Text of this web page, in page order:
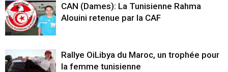
CAN (Dames): La Tunisienne Rahma
Alouini retenue par la CAF
Rallye OiLibya du Maroc, un trophée pour
la femme tunisienne